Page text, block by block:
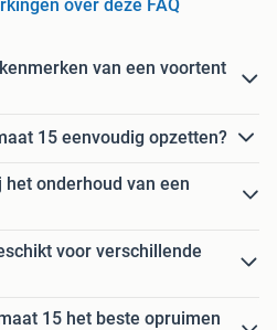
over deze FAQ
van een voortent
15 eenvoudig opzetten?
onderhoud van een
voor verschillende
15 het beste opruimen